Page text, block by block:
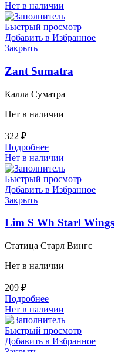
Нет в наличии
Быстрый просмотр
Добавить в Избранное
Закрыть
Zant Sumatra
Калла Суматра
Нет в наличии
322 ₽
Подробнее
Нет в наличии
Быстрый просмотр
Добавить в Избранное
Закрыть
Lim S Wh Starl Wings
Статица Старл Вингс
Нет в наличии
209 ₽
Подробнее
Нет в наличии
Быстрый просмотр
Добавить в Избранное